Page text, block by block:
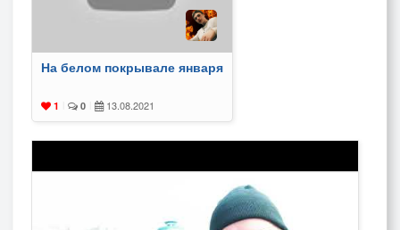
На белом покрывале января
1 0 13.08.2021